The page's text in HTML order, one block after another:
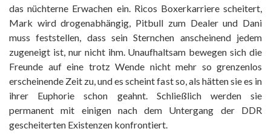
das nüchterne Erwachen ein. Ricos Boxerkarriere scheitert,
Mark wird drogenabhängig, Pitbull zum Dealer und Dani
muss feststellen, dass sein Sternchen anscheinend jedem
zugeneigt ist, nur nicht ihm. Unaufhaltsam bewegen sich die
Freunde auf eine trotz Wende nicht mehr so grenzenlos
erscheinende Zeit zu, und es scheint fast so, als hätten sie es in
ihrer Euphorie schon geahnt. Schließlich werden sie
permanent mit einigen nach dem Untergang der DDR
gescheiterten Existenzen konfrontiert.